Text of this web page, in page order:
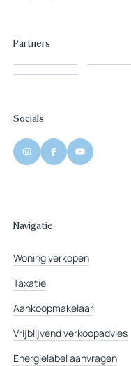
Partners
Socials
Navigatie
Woning verkopen
Taxatie
Aankoopmakelaar
Vrijblijvend verkoopadvies
Energielabel aanvragen